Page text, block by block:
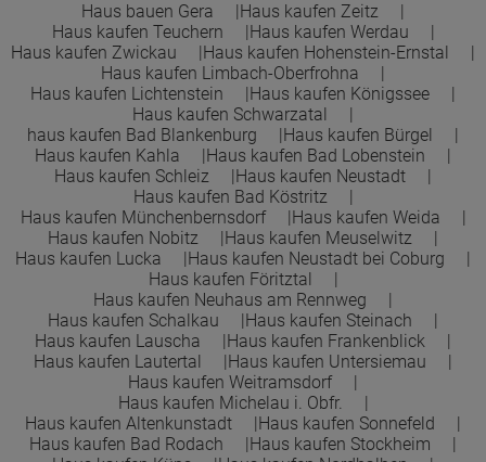
Town &Country Haus Lizenzgeber GmbH
Haus bauen Gera
Haus kaufen Zeitz
Haus kaufen Teuchern
Haus kaufen Werdau
Haus kaufen Zwickau
Haus kaufen Hohenstein-Ernstal
Haus kaufen Limbach-Oberfrohna
Haus kaufen Lichtenstein
Haus kaufen Königssee
Haus kaufen Schwarzatal
haus kaufen Bad Blankenburg
Haus kaufen Bürgel
Haus kaufen Kahla
Haus kaufen Bad Lobenstein
Haus kaufen Schleiz
Haus kaufen Neustadt
Haus kaufen Bad Köstritz
Haus kaufen Münchenbernsdorf
Haus kaufen Weida
Haus kaufen Nobitz
Haus kaufen Meuselwitz
Haus kaufen Lucka
Haus kaufen Neustadt bei Coburg
Haus kaufen Föritztal
Haus kaufen Neuhaus am Rennweg
Haus kaufen Schalkau
Haus kaufen Steinach
Haus kaufen Lauscha
Haus kaufen Frankenblick
Haus kaufen Lautertal
Haus kaufen Untersiemau
Haus kaufen Weitramsdorf
Haus kaufen Michelau i. Obfr.
Haus kaufen Altenkunstadt
Haus kaufen Sonnefeld
Haus kaufen Bad Rodach
Haus kaufen Stockheim